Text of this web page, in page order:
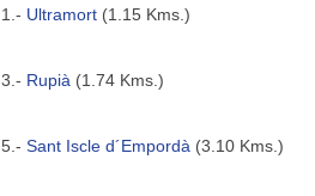
1.- Ultramort(1.15 Kms.)
3.- Rupià (1.74 Kms.)
5.- Sant Iscle d´Empordà (3.10 Kms.)